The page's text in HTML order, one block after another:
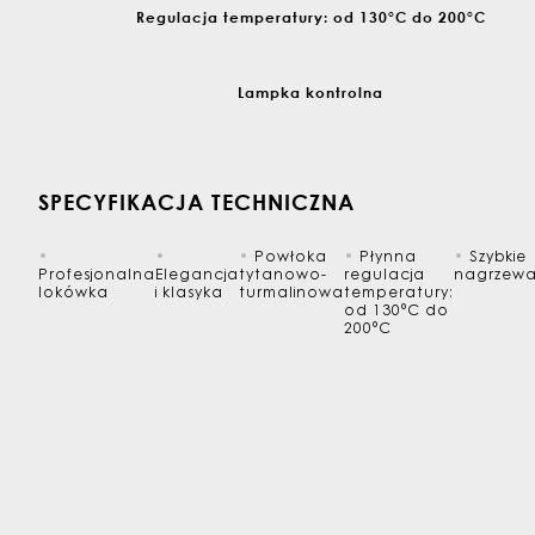
Regulacja temperatury: od 130°C do 200°C
Lampka kontrolna
SPECYFIKACJA TECHNICZNA
•
Profesjonalna
lokówka
•
Elegancja
i klasyka
•
Powłoka
tytanowo-
turmalinowa
•
Płynna
regulacja
temperatury:
od 130°C do
200°C
• Szybkie